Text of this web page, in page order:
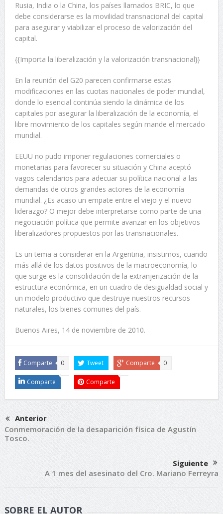
Rusia, India o la China, los países llamados BRIC, lo que
debe considerarse es la movilidad transnacional del capital
para asegurar y viabilizar el proceso de valorización del
capital.
{{Importa la liberalización y la valorización transnacional}}
En la reunión del G20 parecen confirmarse estas
modificaciones en las cuotas nacionales de poder mundial,
donde lo esencial continúa siendo la dinámica de los
capitales por asegurar la liberalización de la economía, el
libre movimiento de los capitales según mande el mercado
mundial.
EEUU no pudo imponer regulaciones comerciales o
monetarias para favorecer su situación y China aceptó
vagos calendarios para adecuar su política nacional a las
demandas de otros grandes actores de la economía
mundial. ¿Es acaso un empate entre el viejo y el nuevo
liderazgo? O mejor debe interpretarse como parte de una
negociación política que permite avanzar en los objetivos
liberalizadores propuestos por las transnacionales.
Es un tema a considerar en la Argentina, insistimos, cuando
más allá de los datos positivos de la macroeconomía, lo
que surge es la consolidación de la extranjerización de la
estructura económica, en un cuadro de desigualdad social y
un modelo productivo que destruye nuestros recursos
naturales, los bienes comunes del país.
Buenos Aires, 14 de noviembre de 2010.
Comparte 0 Tweet Comparte 0
Comparte Comparte
Anterior
Conmemoración de la desaparición física de Agustín
Tosco.
Siguiente
A 1 mes del asesinato del Cro. Mariano Ferreyra
SOBRE EL AUTOR